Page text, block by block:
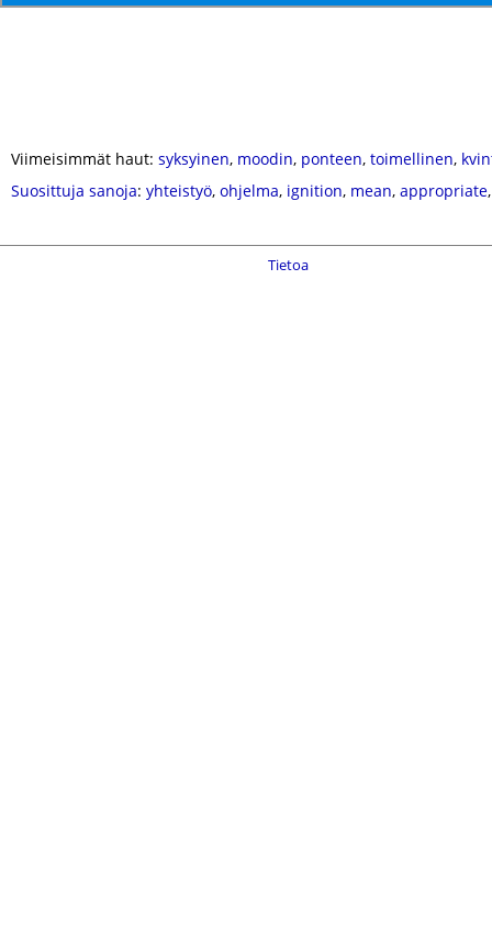
Viimeisimmät haut: syksyinen, moodin, ponteen, toimellinen,
Suosittuja sanoja: yhteistyö, ohjelma, ignition, mean, appropriate
Tietoa